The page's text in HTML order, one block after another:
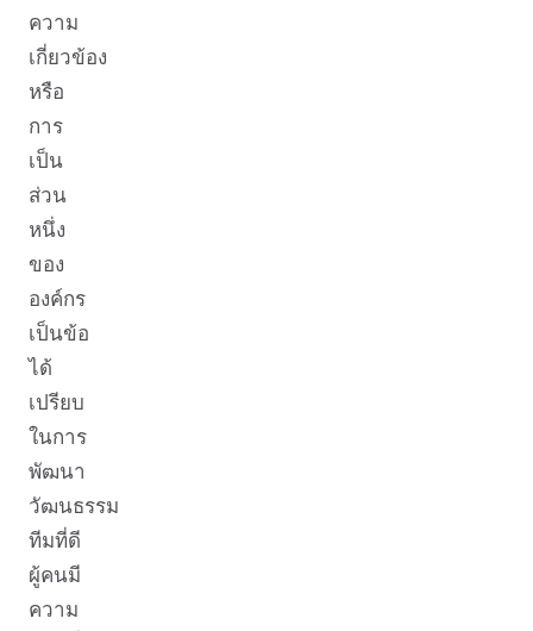
ความ
เกี่ยวข้อง
หรือ
การ
เป็น
ส่วน
หนึ่ง
ของ
องค์กร
เป็นข้อ
ได้
เปรียบ
ในการ
พัฒนา
วัฒนธรรม
ทีมที่ดี
ผู้คนมี
ความ